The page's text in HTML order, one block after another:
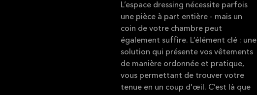
L’espace dressing nécessite parfois
une pièce à part entière - mais un
coin de votre chambre peut
également suffire. L’élément clé : une
solution qui présente vos vêtements
de manière ordonnée et pratique,
vous permettant de trouver votre
tenue en un coup d'œil. C’est là que